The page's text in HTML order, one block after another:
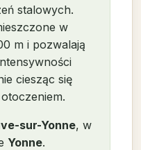
stalowych.
w
m i pozwalają
ciesząc się
sur-Yonne, w
Yonne.